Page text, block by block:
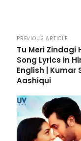
PREVIOUS ARTICLE
Tu Meri Zindagi
Song Lyrics in
English | Kumar
Aashiqui